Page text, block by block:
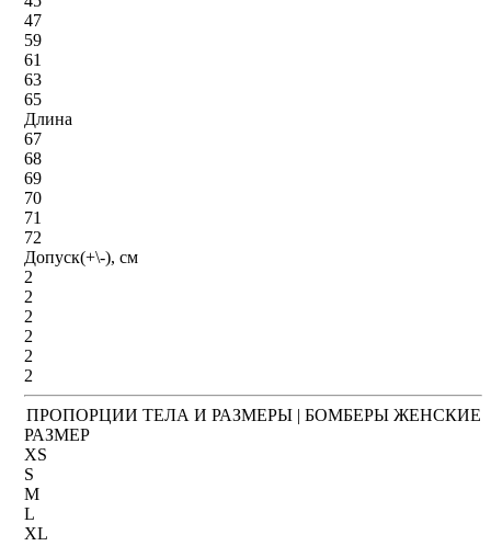
47
59
61
63
65
Длина
67
68
69
70
71
72
Допуск(+\-), см
2
2
2
2
2
2
ПРОПОРЦИИ ТЕЛА И РАЗМЕРЫ | БОМБЕРЫ ЖЕНСКИЕ
РАЗМЕР
XS
S
M
L
XL